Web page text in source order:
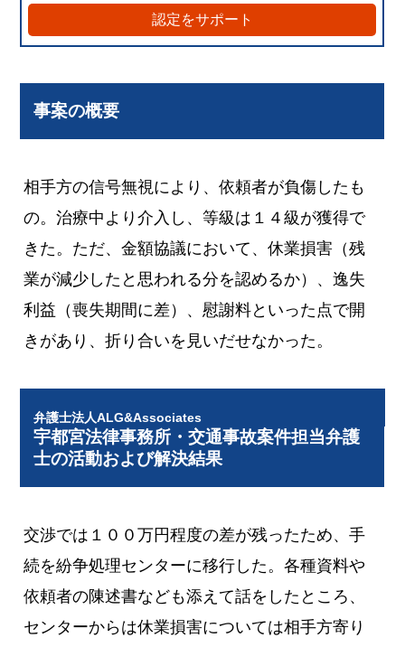
認定をサポート
事案の概要
相手方の信号無視により、依頼者が負傷したも
の。治療中より介入し、等級は１４級が獲得で
きた。ただ、金額協議において、休業損害（残
業が減少したと思われる分を認めるか）、逸失
利益（喪失期間に差）、慰謝料といった点で開
きがあり、折り合いを見いだせなかった。
弁護士法人ALG&Associates
宇都宮法律事務所・交通事故案件担当弁護
士の活動および解決結果
交渉では１００万円程度の差が残ったため、手
続を紛争処理センターに移行した。各種資料や
依頼者の陳述書なども添えて話をしたところ、
センターからは休業損害については相手方寄り